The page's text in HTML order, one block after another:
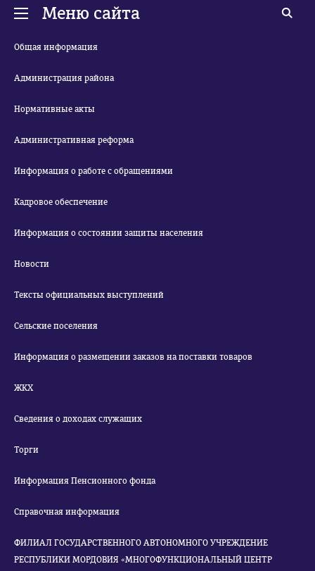
Меню сайта
Общая информация
Администрация района
Нормативные акты
Административная реформа
Информация о работе с обращениями
Кадровое обеспечение
Информация о состоянии защиты населения
Новости
Тексты официальных выступлений
Сельские поселения
Информация о размещении заказов на поставки товаров
ЖКХ
Сведения о доходах служащих
Торги
Информация Пенсионного фонда
Справочная информация
ФИЛИАЛ ГОСУДАРСТВЕННОГО АВТОНОМНОГО УЧРЕЖДЕНИЕ
РЕСПУБЛИКИ МОРДОВИЯ «МНОГОФУНКЦИОНАЛЬНЫЙ ЦЕНТР